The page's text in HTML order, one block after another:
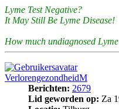
Lyme Test Negative?
It May Still Be Lyme Disease!
How much undiagnosed
VerlorengezondheidM
Berichten: 2679
Lid geworden op: Za